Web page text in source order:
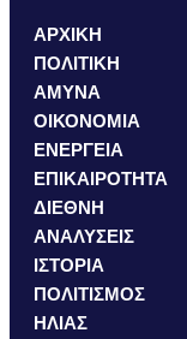
ΑΡΧΙΚΗ
ΠΟΛΙΤΙΚΗ
ΑΜΥΝΑ
ΟΙΚΟΝΟΜΙΑ
ΕΝΕΡΓΕΙΑ
ΕΠΙΚΑΙΡΟΤΗΤΑ
ΔΙΕΘΝΗ
ΑΝΑΛΥΣΕΙΣ
ΙΣΤΟΡΙΑ
ΠΟΛΙΤΙΣΜΟΣ
ΗΛΙΑΣ